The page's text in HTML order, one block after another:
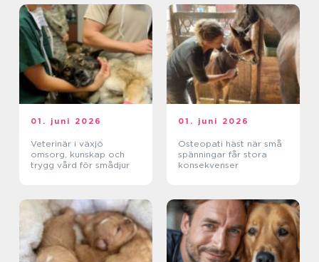
01. juni 2026
Veterinär i växjö
omsorg, kunskap och
trygg vård för smådjur
01. juni 2026
Osteopati häst när små
spänningar får stora
konsekvenser